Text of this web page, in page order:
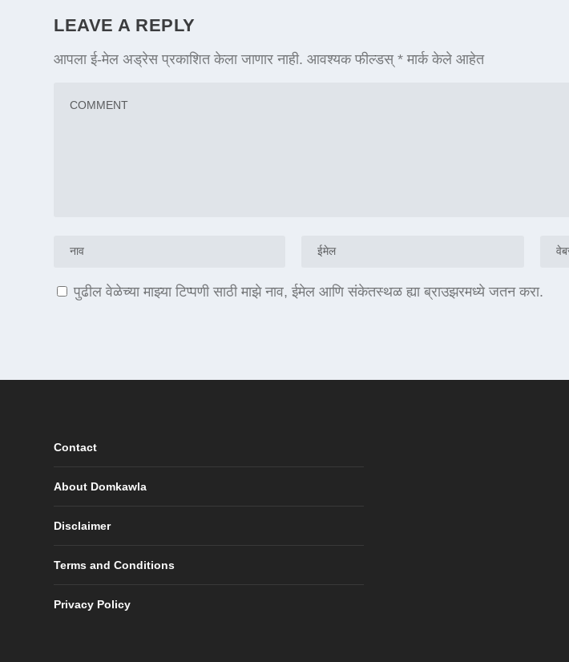
LEAVE A REPLY
आपला ई-मेल अड्रेस प्रकाशित केला जाणार नाही. आवश्यक फील्डस्* मार्क केले आहेत
पुढील वेळेच्या माझ्या टिप्पणी साठी माझे नाव, ईमेल आणि संकेतस्थळ ह्या ब्राउझरमध्ये जतन करा.
Contact
About Domkawla
Disclaimer
Terms and Conditions
Privacy Policy